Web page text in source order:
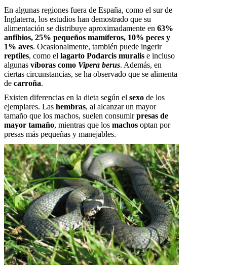
En algunas regiones fuera de España, como el sur de
Inglaterra, los estudios han demostrado que su
alimentación se distribuye aproximadamente en 63%
anfibios, 25% pequeños mamíferos, 10% peces y
1% aves. Ocasionalmente, también puede ingerir
reptiles, como el lagarto Podarcis muralis e incluso
algunas víboras como Vipera berus. Además, en
ciertas circunstancias, se ha observado que se alimenta
de carroña.
Existen diferencias en la dieta según el sexo de los
ejemplares. Las hembras, al alcanzar un mayor
tamaño que los machos, suelen consumirpresas de
mayor tamaño, mientras que los machos optan por
presas más pequeñas y manejables.